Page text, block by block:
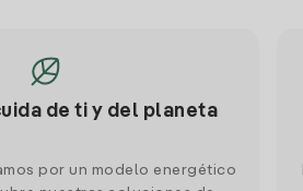
de ti y del planeta
por un modelo energético